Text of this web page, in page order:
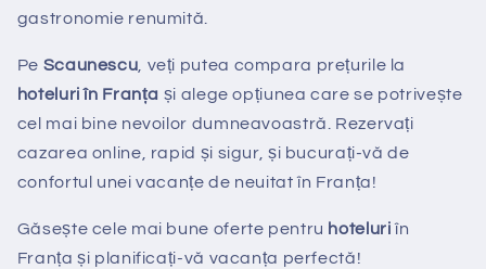
gastronomie renumită.
Pe Scaunescu, veți putea compara prețurile la
hoteluri în Franța și alege opțiunea care se potrivește
cel mai bine nevoilor dumneavoastră. Rezervați
cazarea online, rapid și sigur, și bucurați-vă de
confortul unei vacanțe de neuitat în Franța!
Găsește cele mai bune oferte pentru hoteluriîn
Franța și planificați-vă vacanța perfectă!